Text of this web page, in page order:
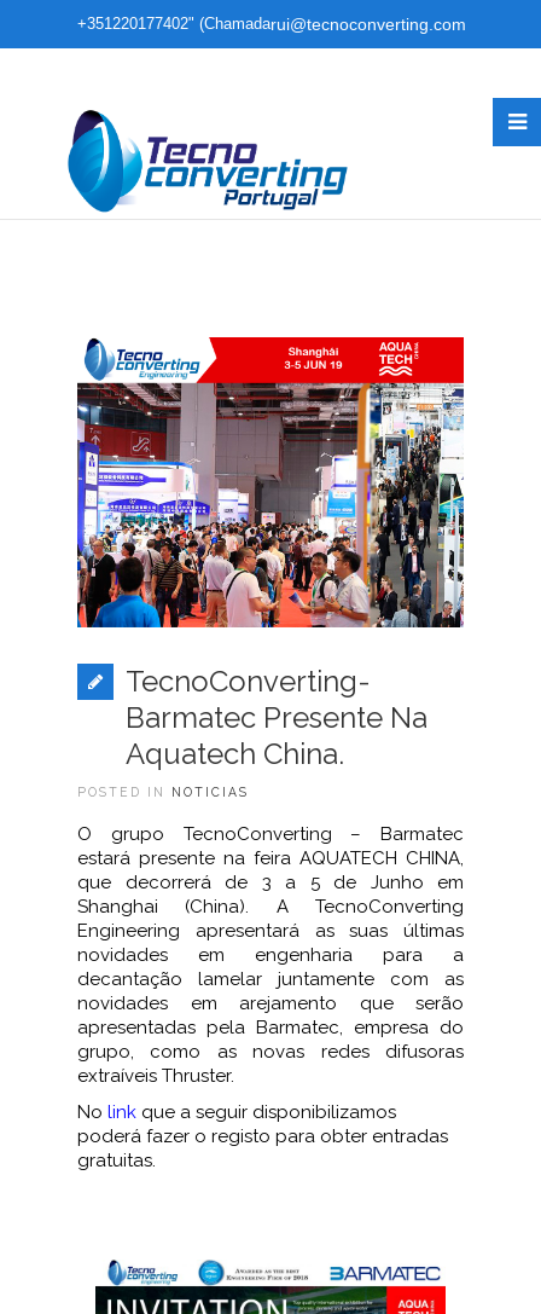
+351220177402" (Chamadarui@tecnoconverting.com
TecnoConverting-
Barmatec Presente Na
Aquatech China.
POSTED IN NOTICIAS
O grupo TecnoConverting – Barmatec
estará presente na feira AQUATECH CHINA,
que decorrerá de 3 a 5 de Junho em
Shanghai (China). A TecnoConverting
Engineering apresentará as suas últimas
novidades em engenharia para a
decantação lamelar juntamente com as
novidades em arejamento que serão
apresentadas pela Barmatec, empresa do
grupo, como as novas redes difusoras
extraíveis Thruster.
No link que a seguir disponibilizamos
poderá fazer o registo para obter entradas
gratuitas.